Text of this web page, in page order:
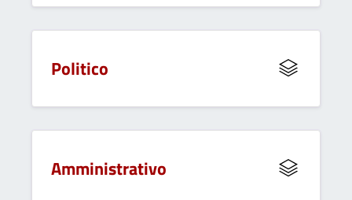
Politico
Amministrativo